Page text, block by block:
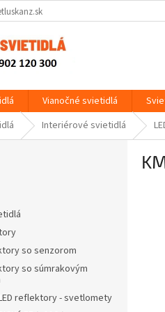
Vianočné svietidlá
Interiérové svietidlá
so senzorom
so súmrakovým
reflektory - svetlomety